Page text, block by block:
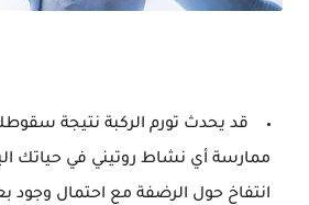
قد يحدث تورم الركبة نتيجة
ممارسة أي نشاط روتيني في حياتك
انتفاخ حول الرضفة مع احتمال وجود